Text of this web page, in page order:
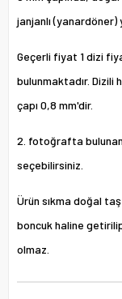
janjanlı (yanardöner)
Geçerli fiyat 1 dizi
bulunmaktadır. Dizili
çapı 0,8 mm'dir.
2. fotoğrafta
seçebilirsiniz.
Ürün sıkma doğal
boncuk haline
olmaz.